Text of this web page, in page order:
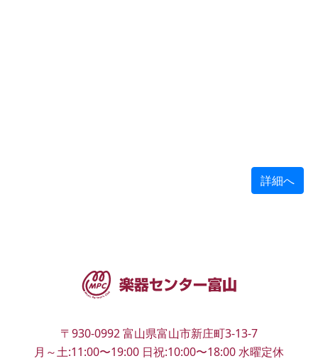
詳細へ
〒930-0992富山県富山市新庄町3-13-7
月～土:11:00〜19:00 日祝:10:00〜18:00水曜定休